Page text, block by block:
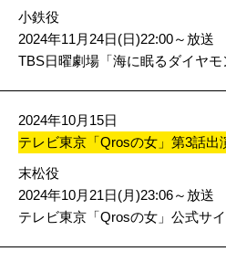
小鉄役
2024年11月24日(日)22:00～放送
TBS日曜劇場「海に眠るダイヤモ
2024年10月15日
テレビ東京「Qrosの女」第3話出
末松役
2024年10月21日(月)23:06～放送
テレビ東京「Qrosの女」公式サイ